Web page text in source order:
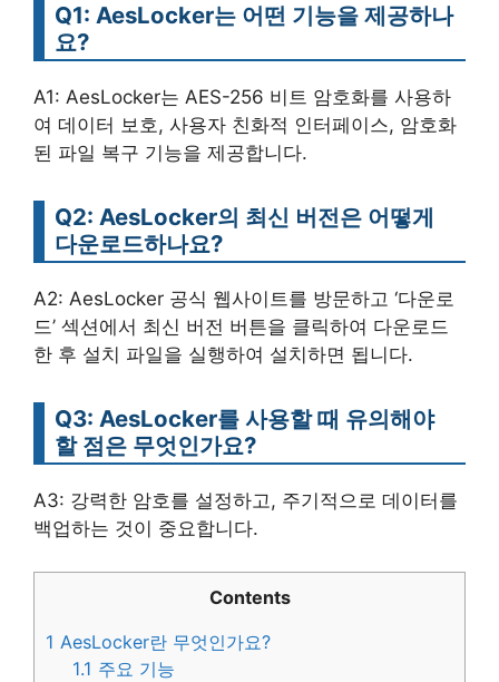
Q1: AesLocker는 어떤 기능을 제공하나
요?
A1: AesLocker는 AES-256 비트 암호화를 사용하
여 데이터 보호, 사용자 친화적 인터페이스, 암호화
된 파일 복구 기능을 제공합니다.
Q2: AesLocker의 최신 버전은 어떻게
다운로드하나요?
A2: AesLocker 공식 웹사이트를 방문하고 ‘다운로
드’ 섹션에서 최신 버전 버튼을 클릭하여 다운로드
한 후 설치 파일을 실행하여 설치하면 됩니다.
Q3: AesLocker를 사용할 때 유의해야
할 점은 무엇인가요?
A3: 강력한 암호를 설정하고, 주기적으로 데이터를
백업하는 것이 중요합니다.
Contents
1 AesLocker란 무엇인가요?
1.1 주요 기능